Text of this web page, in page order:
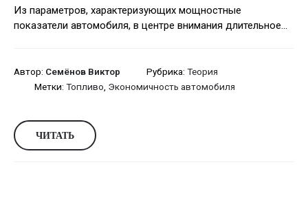
Из параметров, характеризующих мощностные
показатели автомобиля, в центре внимания длительное...
Автор: Семёнов Виктор Рубрика: Теория
Метки: Топливо Экономичность автомобиля
ЧИТАТЬ